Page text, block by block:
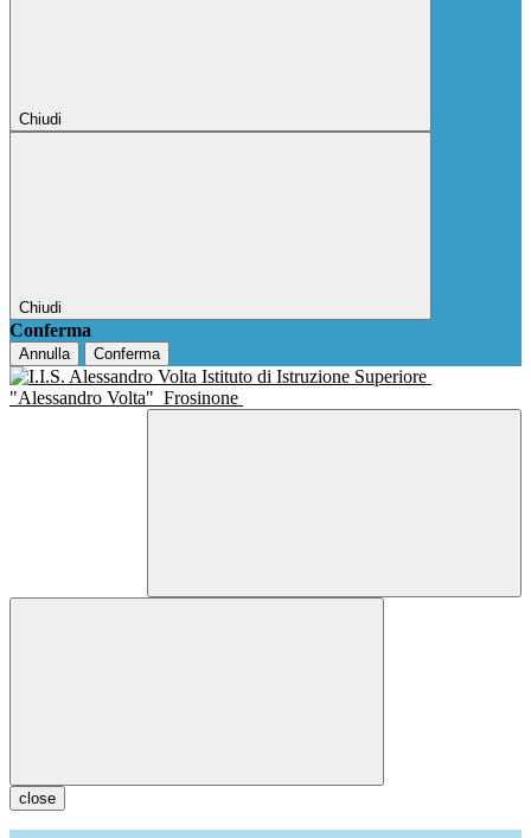
Chiudi
Chiudi
Conferma
Annulla Conferma
Istituto di Istruzione Superiore
"Alessandro Volta" Frosinone
close